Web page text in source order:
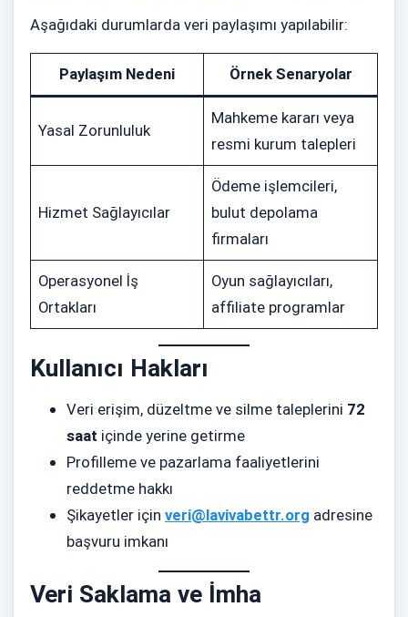
Aşağıdaki durumlarda veri paylaşımı yapılabilir:
Paylaşım Nedeni Örnek Senaryolar
Yasal Zorunluluk
Mahkeme kararı veya
resmi kurum talepleri
Hizmet Sağlayıcılar
Ödeme işlemcileri,
bulut depolama
firmaları
Operasyonel İş
Ortakları
Oyun sağlayıcıları,
affiliate programlar
Kullanıcı Hakları
Veri erişim, düzeltme ve silme taleplerini 72
saat içinde yerine getirme
Profilleme ve pazarlama faaliyetlerini
reddetme hakkı
Şikayetler için veri@lavivabettr.org adresine
başvuru imkanı
Veri Saklama ve İmha